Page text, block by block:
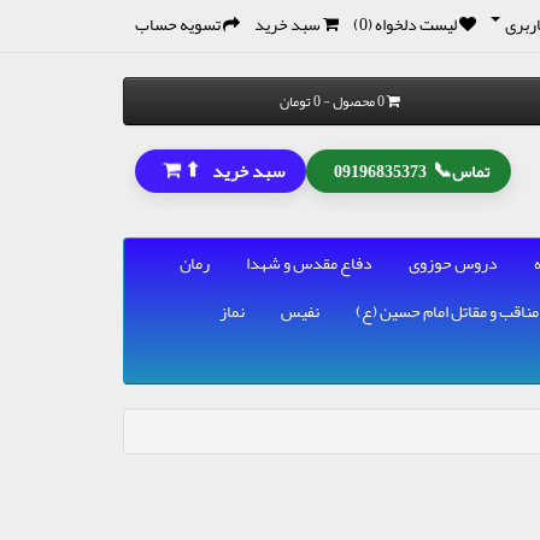
لیست دلخواه (0) سبد خرید تسویه حساب
0 محصول - 0 تومان
تماس📞
09196835373 سبد خرید ⬆
دروس حوزوی دفاع مقدس و شهدا
رمان
مناقب و مقاتل امام حسین (ع) نفیس
نماز